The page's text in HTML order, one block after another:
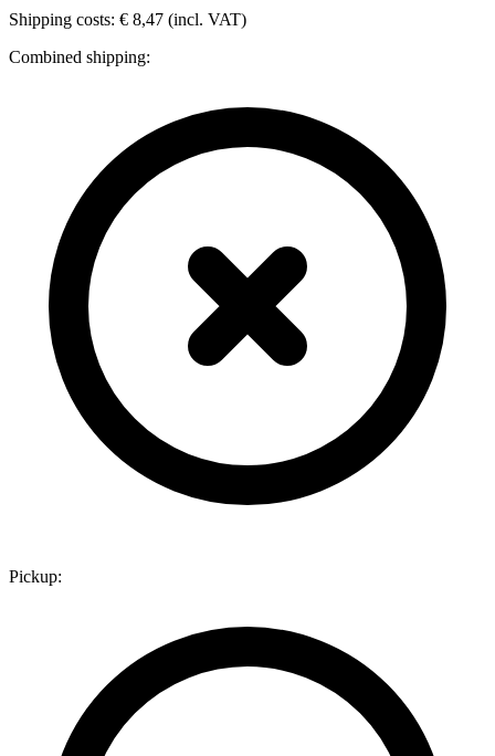
Shipping costs: € 8,47 (incl. VAT)
Combined shipping:
Pickup: